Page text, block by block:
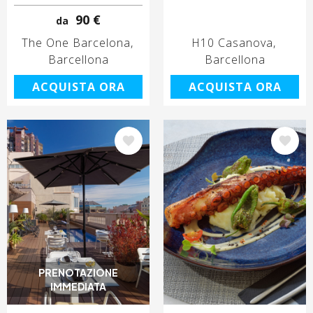
da 90 €
The One Barcelona
Barcellona
ACQUISTA ORA
H10 Casanova
Barcellona
ACQUISTA ORA
PRENOTAZIONE
IMMEDIATA
Immagine Immagine